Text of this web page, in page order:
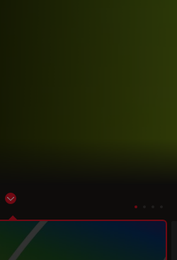
Show subnavigation